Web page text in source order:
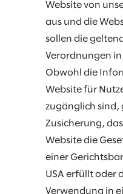
Website von
aus und die
sollen die
Verordnungen in
Obwohl die
Website für
zugänglich sind,
Zusicherung,
Website die
einer
USA erfüllt oder
Verwendung in